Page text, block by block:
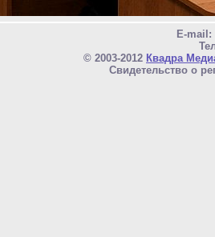
E-mail:
© 2003-2012 Квадра
Свидетельство о